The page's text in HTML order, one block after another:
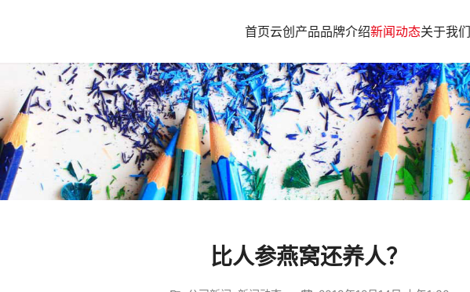
首页云创产品品牌介绍新闻动态关于我们
比人参燕窝还养人？